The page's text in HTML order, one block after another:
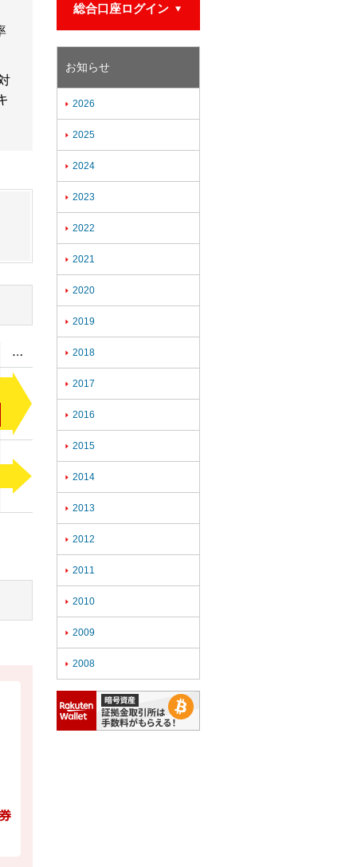
総合口座ログイン
お知らせ
 2026
 2025
 2024
 2023
 2022
 2021
 2020
 2019
 2018
 2017
 2016
 2015
 2014
 2013
 2012
 2011
 2010
 2009
 2008